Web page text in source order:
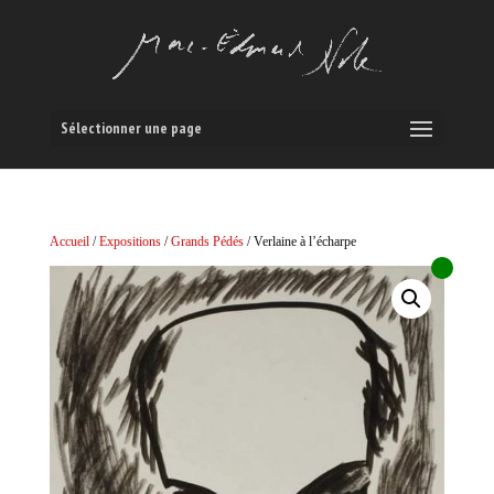
Sélectionner une page
Accueil/Expositions/Grands Pédés/ Verlaine à l’écharpe